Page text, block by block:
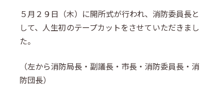
５月２９日（木）に開所式が行われ、消防委員長と
して、人生初のテープカットをさせていただきまし
た。
（左から消防局長・副議長・市長・消防委員長・消
防団長）